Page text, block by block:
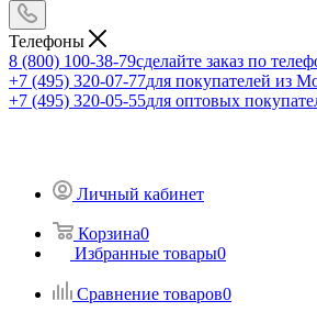
Телефоны
8 (800) 100-38-79сделайте заказ по
+7 (495) 320-07-77для покупателей из
+7 (495) 320-05-55для оптовых
Личный кабинет
Корзина0
Избранные товары0
Сравнение товаров0